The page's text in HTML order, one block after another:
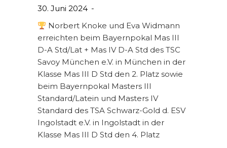
30. Juni 2024
Norbert Knoke und Eva Widmann
erreichten beim Bayernpokal Mas III
D-A Std/Lat + Mas IV D-A Std des TSC
Savoy München e.V. in München in der
Klasse Mas III D Std den 2. Platz sowie
beim Bayernpokal Masters III
Standard/Latein und Masters IV
Standard des TSA Schwarz-Gold d. ESV
Ingolstadt e.V. in Ingolstadt in der
Klasse Mas III D Std den 4. Platz